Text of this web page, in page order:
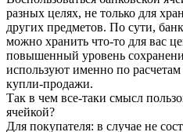
разных целях, не только для
других предметов. По сути,
можно хранить что-то для вас
повышенный уровень
используют именно по
купли-продажи.
Так в чем все-таки смысл
ячейкой?
Для покупателя: в случае не